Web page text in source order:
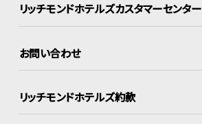
リッチモンドホテルズカスタマーセンター
お問い合わせ
リッチモンドホテルズ約款